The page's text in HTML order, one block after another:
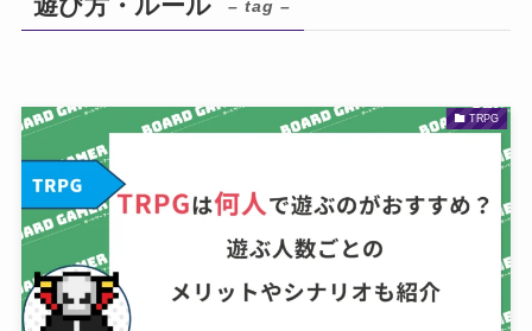
遊び方・ルール – tag –
TRPG